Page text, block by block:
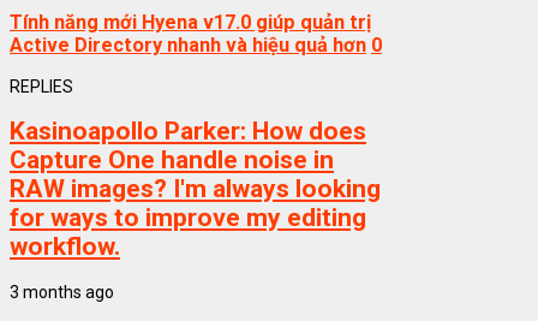
Tính năng mới Hyena v17.0 giúp quản trị
Active Directory nhanh và hiệu quả hơn 0
REPLIES
Kasinoapollo Parker: How does
Capture One handle noise in
RAW images? I'm always looking
for ways to improve my editing
workflow.
3 months ago